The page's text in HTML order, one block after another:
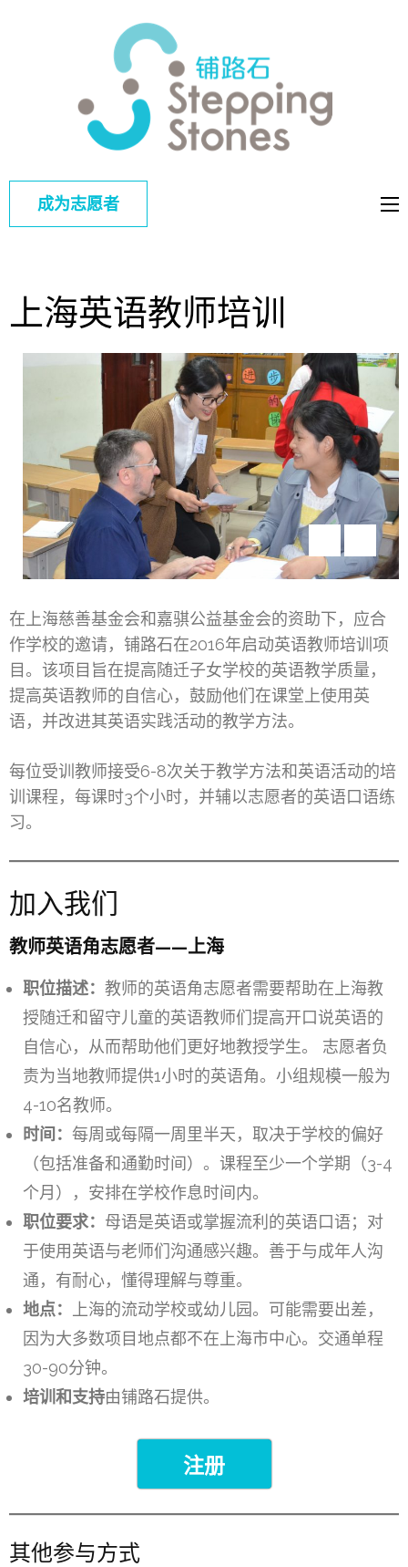
铺路
石
成为志愿者
上海英语教师培训
在上海慈善基金会和嘉骐公益基金会的资助下，应合
作学校的邀请，铺路石在2016年启动英语教师培训项
目。该项目旨在提高随迁子女学校的英语教学质量，
提高英语教师的自信心，鼓励他们在课堂上使用英
语，并改进其英语实践活动的教学方法。
每位受训教师接受6-8次关于教学方法和英语活动的培
训课程，每课时3个小时，并辅以志愿者的英语口语练
习。
加入我们
教师英语角志愿者——上海
职位描述： 教师的英语角志愿者需要帮助在上海教
授随迁和留守儿童的英语教师们提高开口说英语的
自信心，从而帮助他们更好地教授学生。 志愿者负
责为当地教师提供1小时的英语角。小组规模一般为
4-10名教师。
时间： 每周或每隔一周里半天，取决于学校的偏好
（包括准备和通勤时间）。课程至少一个学期（3-4
个月），安排在学校作息时间内。
职位要求： 母语是英语或掌握流利的英语口语；对
于使用英语与老师们沟通感兴趣。善于与成年人沟
通，有耐心，懂得理解与尊重。
地点：
上海的流动学校或幼儿园。可能需要出差，
因为大多数项目地点都不在上海市中心。交通单程
30-90分钟。
培训和支持由铺路石提供。
注册
其他参与方式